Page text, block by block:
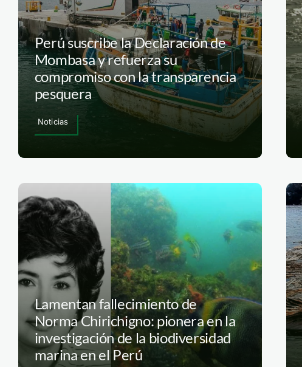
Perú suscribe la Declaración de
Mombasa y refuerza su
compromiso con la transparencia
pesquera
Noticias
Lamentan fallecimiento de
Norma Chirichigno: pionera en la
investigación de la biodiversidad
marina en el Perú